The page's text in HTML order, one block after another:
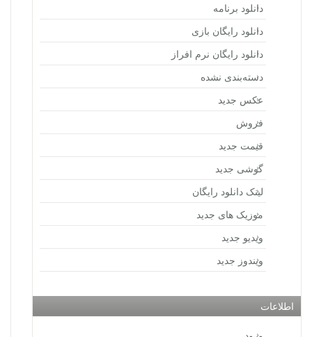
دانلود برنامه
دانلود رایگان بازی
دانلود رایگان نرم افراز
دسته‌بندی نشده
عکس جدید
فروش
قیمت جدید
گوشی جدید
لینک دانلود رایگان
موزیک های جدید
ویدیو جدید
ویندوز جدید
اطلاعات